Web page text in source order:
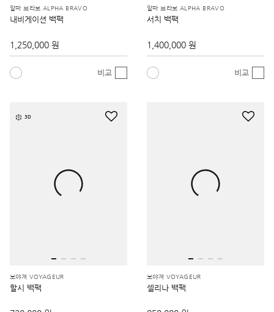
알파 브라보 ALPHA BRAVO
내비게이션 백팩
1,250,000 원
비교
알파 브라보 ALPHA BRAVO
서치 백팩
1,400,000 원
비교
3D
보야져 VOYAGEUR
할시 백팩
보야져 VOYAGEUR
셀리나 백팩